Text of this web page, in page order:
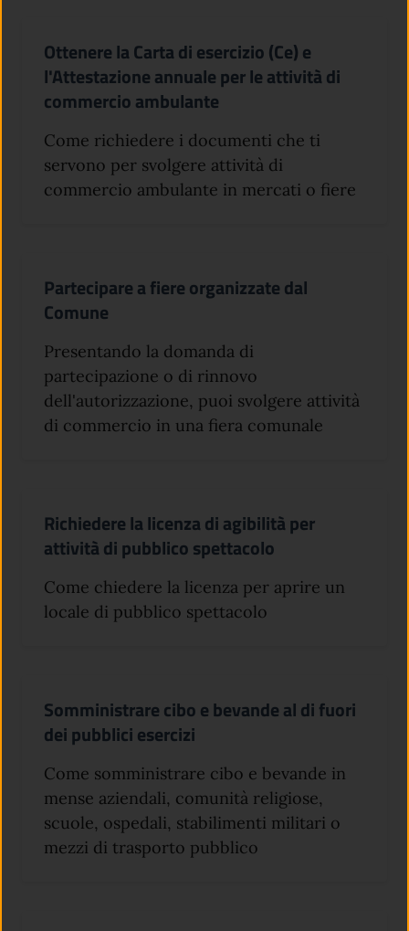
Ottenere la Carta di esercizio (Ce) e
l'Attestazione annuale per le attività di
commercio ambulante
Come richiedere i documenti che ti
servono per svolgere attività di
commercio ambulante in mercati o fiere
Partecipare a fiere organizzate dal
Comune
Presentando la domanda di
partecipazione o di rinnovo
dell'autorizzazione, puoi svolgere attività
di commercio in una fiera comunale
Richiedere la licenza di agibilità per
attività di pubblico spettacolo
Come chiedere la licenza per aprire un
locale di pubblico spettacolo
Somministrare cibo e bevande al di fuori
dei pubblici esercizi
Come somministrare cibo e bevande in
mense aziendali, comunità religiose,
scuole, ospedali, stabilimenti militari o
mezzi di trasporto pubblico